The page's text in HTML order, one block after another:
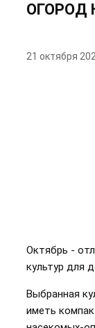
ОГОРОД
21 октября
Октябрь -
культур для
Выбранная
иметь